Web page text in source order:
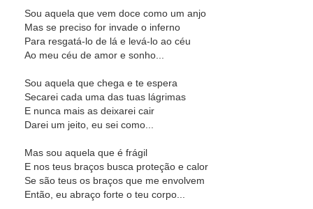
Sou aquela que vem doce como um anjo
Mas se preciso for invade o inferno
Para resgatá-lo de lá e levá-lo ao céu
Ao meu céu de amor e sonho...
Sou aquela que chega e te espera
Secarei cada uma das tuas lágrimas
E nunca mais as deixarei cair
Darei um jeito, eu sei como...
Mas sou aquela que é frágil
E nos teus braços busca proteção e calor
Se são teus os braços que me envolvem
Então, eu abraço forte o teu corpo...